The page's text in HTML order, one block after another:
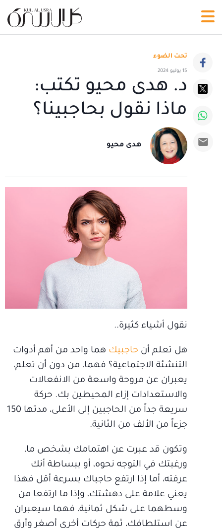
تحت الضوء
15 يوليو 2024
د. هدى محيو تكتب:
ماذا نقول بحاجبينا؟
هدى محيو
نقول أشياء كثيرة..
هل تعلم أن حاجبيك هما واحد من أهم أدوات
التنشئة الاجتماعية؟ فهما، من دون أن تعلم،
يعبران عن مروحة واسعة من الانفعالات
والاستعدادات إزاء المحيطين بك. حركة
سريعة جداً من الحاجبين إلى الأعلى، مدتها 150
جزءاً من الألف من الثانية.
وتكون قد عبرت عن اهتمامك بشخص ما،
ورغبتك في التوجه نحوه، أو ببساطة أنك
عرفته، أما إذا ارتفع حاجباك بسرعة أقل فهذا
يعني علامة على دهشتك، وإذا ما ارتفعا من
وسطهما على شكل ثمانية، فهما سيعبران
عن استلطافك، ثمة حركات أخرى أصغر وأرق